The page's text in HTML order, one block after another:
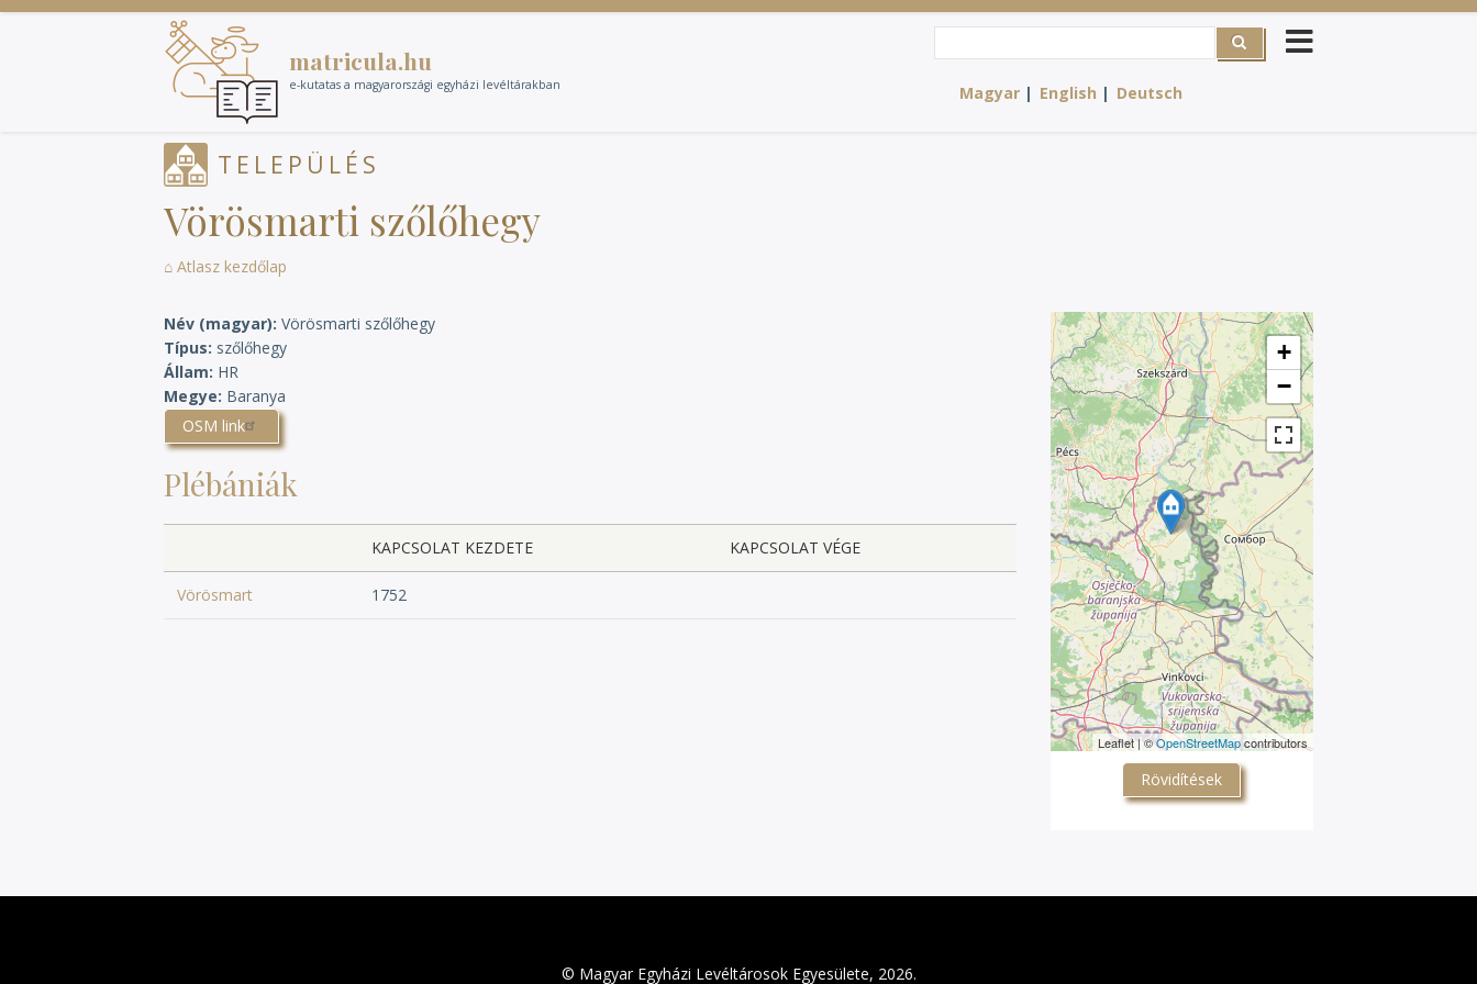
Ugrás
matricula.hu
e-kutatas a magyarországi egyházi levéltárakban
Search
Magyar English Deutsch
TELEPÜLÉS
Vörösmarti szőlőhegy
⌂ Atlasz kezdőlap
Név (magyar) Vörösmarti szőlőhegy
Típus szőlőhegy
Állam HR
Megye Baranya
OSM link
Plébániák
KAPCSOLAT KEZDETE KAPCSOLAT VÉGE
Vörösmart 1752
+
−
Leaflet | ©OpenStreetMapcontributors
Rövidítések
© Magyar Egyházi Levéltárosok Egyesülete, 2026.